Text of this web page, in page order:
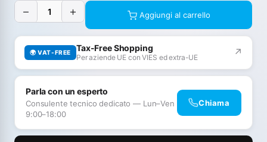
− + Aggiungi al carrello
🌍 VAT-FREE Tax-Free Shopping
Per aziende UE con VIES ed extra-UE ↗
Parla con un esperto
Consulente tecnico dedicato — Lun–Ven
9:00–18:00
Chiama